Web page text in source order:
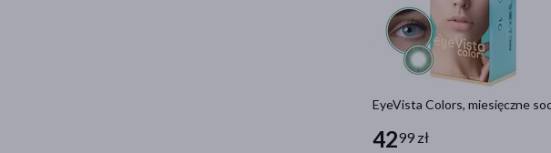
EyeVista Colors, miesięczne
4299 zł